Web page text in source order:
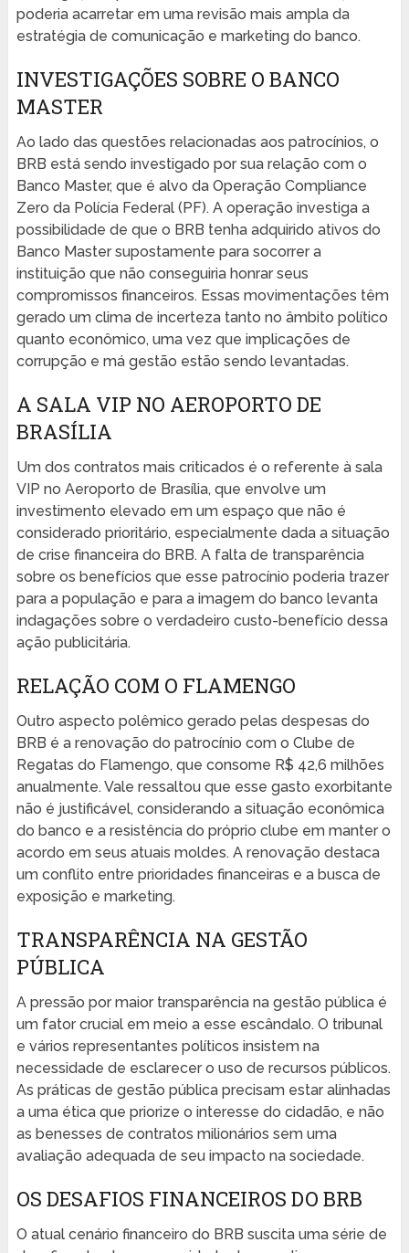
poderia acarretar em uma revisão mais ampla da
estratégia de comunicação e marketing do banco.
INVESTIGAÇÕES SOBRE O BANCO
MASTER
Ao lado das questões relacionadas aos patrocínios, o
BRB está sendo investigado por sua relação com o
Banco Master, que é alvo da Operação Compliance
Zero da Polícia Federal (PF). A operação investiga a
possibilidade de que o BRB tenha adquirido ativos do
Banco Master supostamente para socorrer a
instituição que não conseguiria honrar seus
compromissos financeiros. Essas movimentações têm
gerado um clima de incerteza tanto no âmbito político
quanto econômico, uma vez que implicações de
corrupção e má gestão estão sendo levantadas.
A SALA VIP NO AEROPORTO DE
BRASÍLIA
Um dos contratos mais criticados é o referente à sala
VIP no Aeroporto de Brasília, que envolve um
investimento elevado em um espaço que não é
considerado prioritário, especialmente dada a situação
de crise financeira do BRB. A falta de transparência
sobre os benefícios que esse patrocínio poderia trazer
para a população e para a imagem do banco levanta
indagações sobre o verdadeiro custo-benefício dessa
ação publicitária.
RELAÇÃO COM O FLAMENGO
Outro aspecto polêmico gerado pelas despesas do
BRB é a renovação do patrocínio com o Clube de
Regatas do Flamengo, que consome R$ 42,6 milhões
anualmente. Vale ressaltou que esse gasto exorbitante
não é justificável, considerando a situação econômica
do banco e a resistência do próprio clube em manter o
acordo em seus atuais moldes. A renovação destaca
um conflito entre prioridades financeiras e a busca de
exposição e marketing.
TRANSPARÊNCIA NA GESTÃO
PÚBLICA
A pressão por maior transparência na gestão pública é
um fator crucial em meio a esse escândalo. O tribunal
e vários representantes políticos insistem na
necessidade de esclarecer o uso de recursos públicos.
As práticas de gestão pública precisam estar alinhadas
a uma ética que priorize o interesse do cidadão, e não
as benesses de contratos milionários sem uma
avaliação adequada de seu impacto na sociedade.
OS DESAFIOS FINANCEIROS DO BRB
O atual cenário financeiro do BRB suscita uma série de